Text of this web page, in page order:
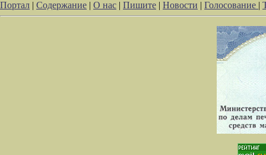
Портал | Содержание | О нас | Пишите | Новости | Голосование |